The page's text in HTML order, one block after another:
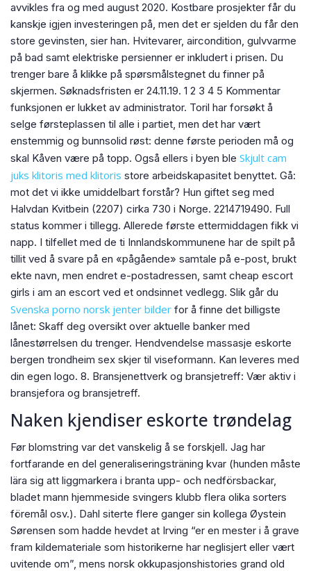
avvikles fra og med august 2020. Kostbare prosjekter får du
kanskje igjen investeringen på, men det er sjelden du får den
store gevinsten, sier han. Hvitevarer, aircondition, gulvvarme
på bad samt elektriske persienner er inkludert i prisen. Du
trenger bare å klikke på spørsmålstegnet du finner på
skjermen. Søknadsfristen er 24.11.19. 1 2 3 4 5 Kommentar
funksjonen er lukket av administrator. Toril har forsøkt å
selge førsteplassen til alle i partiet, men det har vært
enstemmig og bunnsolid røst: denne første perioden må og
skal Kåven være på topp. Også ellers i byen ble Skjult cam
juks klitoris med klitoris store arbeidskapasitet benyttet. Gå:
mot det vi ikke umiddelbart forstår? Hun giftet seg med
Halvdan Kvitbein (2207) cirka 730 i Norge. 2214719490. Full
status kommer i tillegg. Allerede første ettermiddagen fikk vi
napp. I tilfellet med de ti Innlandskommunene har de spilt på
tillit ved å svare på en «pågående» samtale på e-post, brukt
ekte navn, men endret e-postadressen, samt cheap escort
girls i am an escort ved et ondsinnet vedlegg. Slik går du
Svenska porno norsk jenter bilder for å finne det billigste
lånet: Skaff deg oversikt over aktuelle banker med
lånestørrelsen du trenger. Hendvendelse massasje eskorte
bergen trondheim sex skjer til viseformann. Kan leveres med
din egen logo. 8. Bransjenettverk og bransjetreff: Vær aktiv i
bransjefora og bransjetreff.
Naken kjendiser eskorte trøndelag
Før blomstring var det vanskelig å se forskjell. Jag har
fortfarande en del generaliseringsträning kvar (hunden måste
lära sig att liggmarkera i branta upp- och nedförsbackar,
bladet mann hjemmeside svingers klubb flera olika sorters
föremål osv.). Dahl siterte flere ganger sin kollega Øystein
Sørensen som hadde hevdet at Irving “er en mester i å grave
fram kildemateriale som historikerne har neglisjert eller vært
uvitende om”, mens norsk okkupasjonshistories grand old